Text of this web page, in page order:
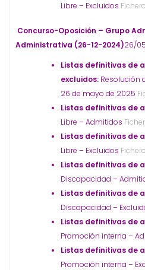
Libre – Excluidos
Concurso-Oposición – Grupo
Administrativa (26-12-2024)26/
Listas definitivas de
excluidos: Resolución
26 de mayo de 2025
Listas definitivas de
Libre – Admitidos
Listas definitivas de
Libre – Excluidos
Listas definitivas de
Discapacidad –
Listas definitivas de
Discapacidad –
Listas definitivas de
Promoción interna –
Listas definitivas de
Promoción interna –